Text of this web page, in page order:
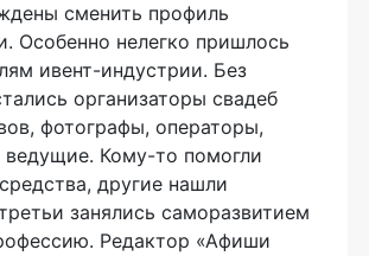
сменить профиль
Особенно нелегко пришлось
ивент-индустрии. Без
организаторы свадеб
фотографы, операторы,
Кому-то помогли
другие нашли
занялись саморазвитием
Редактор «Афиши